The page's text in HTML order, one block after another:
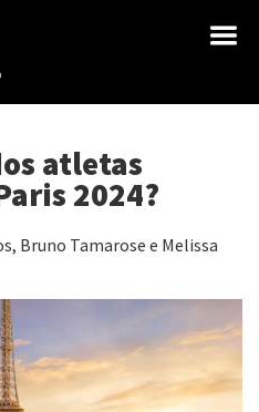
atletas
2024?
Bruno Tamarose e Melissa